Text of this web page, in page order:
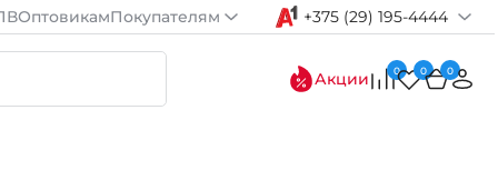
ОптовикамПокупателям +375 (29) 195-4444
Акции 0 0 0